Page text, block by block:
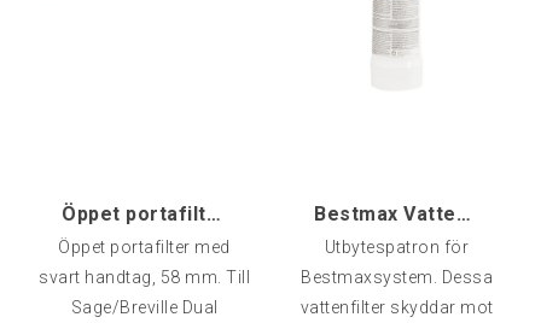
dessutom mycket stabil
tack vare den i
Öppet portafilter Sage/Breville 58 mm [Dual Boiler
Öppet portafilter med
svart handtag, 58 mm. Till
Sage/Breville Dual
Bestmax Vattenfilter X
Utbytespatron för
Bestmaxsystem. Dessa
vattenfilter skyddar mot